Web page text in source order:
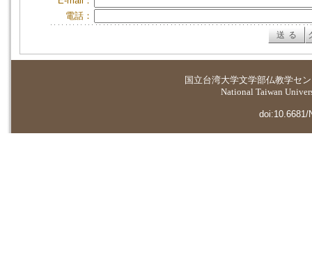
電話：
国立台湾大学文学部仏教学セ
National Taiwan
doi:10.6681/